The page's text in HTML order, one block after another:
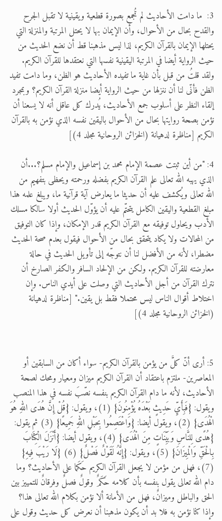
3: ما دامت الأحاديث لم تُجمع بصورة قطعية ويقينية لا تقبل الجرح
والقدح بحال من الأحوال، وأن الإيمان بها لا يحتل المرتبة والمنزلة التي
يحتلها الإيمان بالقرآن الكريم، لذا ليس مذهبنا قط أن نضع الحديث من
حيث الرواية أيضا في المرتبة اليقينية نفسها التي نعتقدها للقرآن الكريم.
ولقد قلتُ من قبل بأن غاية ما تفيده الأحاديث هو الظن، وما دامت تفيد
الظن فأنّى لنا أن ننزلها من حيث الرواية أيضا منزلة القرآن الكريم؟ وبمجرد
إلقاء النظر على أسلوب جمع الأحاديث، يُدرك كل عاقل أنه لا يسعنا أن
نؤمن بصحة روايتها بحال من الأحوال باليقين نفسه الذي نؤمن به بالقرآن
الكريم [مناظرة لدهيانة (الخزائن الروحانية مجلد 4)]
4: "من أين ثبتت عصمة الإمام محمد بن إسماعيل والإمام مسلم؟...أن
الذي يهبه الله تعالى علم القرآن الكريم بفضله ورحمته ويحظى بتفهيم من
الله تعالى ويُكشف عليه أن حديثا ما يعارض آية قرآنية ما، ويبلغ علمه هذا
مبلغ القطعية واليقين الكامل يتحتّم عليه أن يؤوّل الحديث أولا سالكا مسلك
الأدب ويحاول توفيقه مع القرآن الكريم قدر الإمكان، وإذا كان التوفيق
من المحالات ولا يكاد يتحقق بحال من الأحوال فيقول بعدم صحة الحديث
مضطرا، لأنه من الأفضل لنا أن نتوجّه إلى تأويل الحديث في حالة
معارضته للقرآن الكريم. ولكن من الإلحاد السافر والكفر الصارخ أن
نترك القرآن من أجل الأحاديث التي وصلت على أيدي الناس. وإن
اختلاط أقوال الناس ليس محتملا فقط بل يقين." [مناظرة لدهيانة
(الخزائن الروحانية مجلد 4)]
5: أرى أنّ كلَّ من يؤمن بالقرآن الكريم- سواء أكان من السابقين أو
المعاصرين- ملتزم باعتقاد أن القرآن الكريم ميزان ومعيار ومحك لصحة
الأحاديث، لأنه ما دام القرآن الكريم بنفسه نصّبَ نفسه في هذا المنصب
ويقول: {فَبِأَيِّ حَدِيثٍ بَعْدَهُ يُؤْمِنُونَ} (1)، ويقول: {قُلْ إِنَّ هُدَى اللهِ هُوَ
الْهُدَى} (2)، ويقول أيضا: {وَاعْتَصِمُوا بِحَبْلِ اللهِ جَمِيعًا} (3) ثم يقول:
{هُدًى لِلنَّاسِ وَبَيِّنَاتٍ مِنَ الْهُدَى} (4)، ويقول أيضا: {أَنْزَلَ الْكِتَابَ
بِالْحَقِّ وَالْمِيزَانَ} (5)، ويقول: {إِنَّهُ لَقَوْلٌ فَصْلٌ} (6) {لَا رَيْبَ فِيهِ}
(7)، فهل من مؤمن لا يجعل القرآن الكريم حَكَما على الأحاديث؟ وما
دام الله تعالى يقول بنفسه بأن كلامه حَكَمٌ وقولٌ فصلٌ وفرقانٌ للتمييز بين
الحق والباطل وميزانٌ، فهل من الأمانة ألا نؤمن بكلام الله تعالى هذا؟
وإذا كنا نؤمن به فلا بد أن يكون مذهبنا أن نعرض كل حديث وقول على